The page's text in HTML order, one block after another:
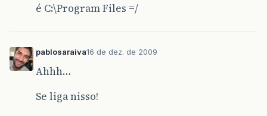
é C:\Program Files =/
pablosaraiva16 de dez. de 2009
Ahhh…
Se liga nisso!